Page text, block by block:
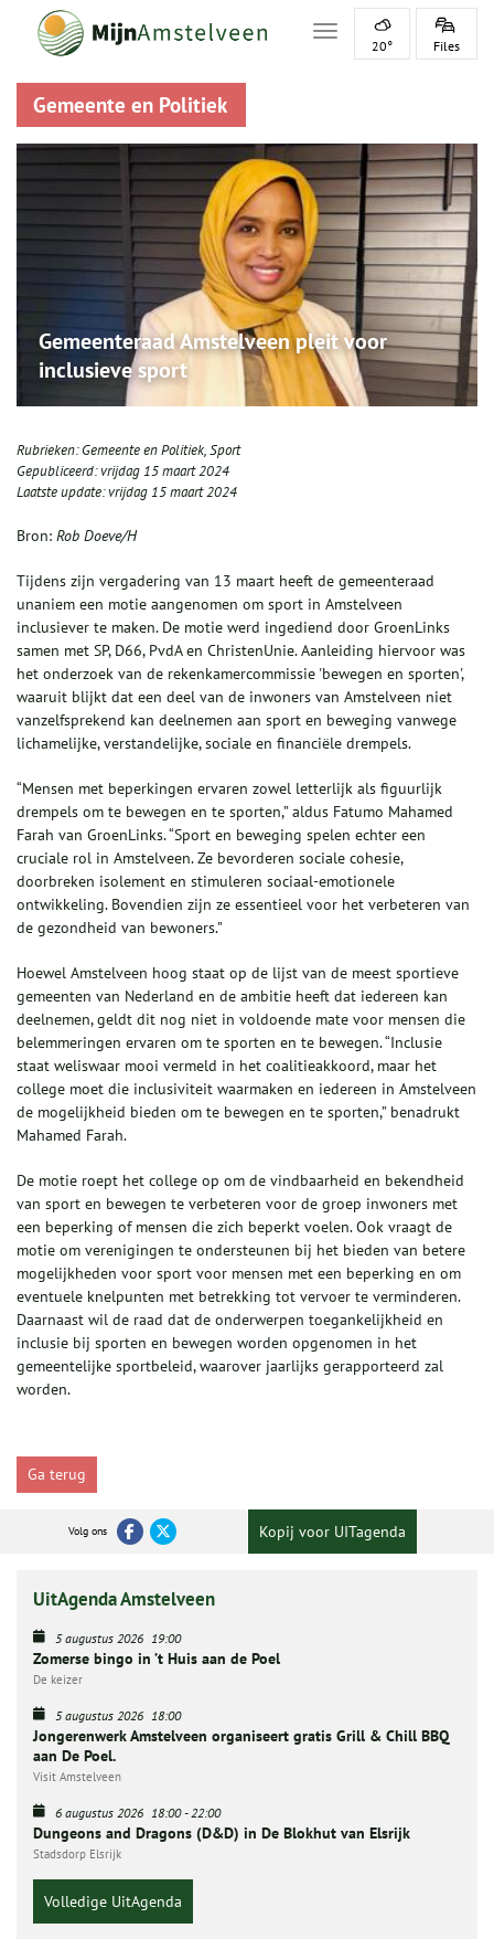
Toggle navigation
20° Files
Gemeente en Politiek
Gemeenteraad Amstelveen pleit voor
inclusieve sport
Rubrieken:Gemeente en Politiek,Sport
Gepubliceerd:vrijdag 15 maart 2024
Laatste update:vrijdag 15 maart 2024
Bron: Rob Doeve/H
Tijdens zijn vergadering van 13 maart heeft de gemeenteraad
unaniem een motie aangenomen om sport in Amstelveen
inclusiever te maken. De motie werd ingediend door GroenLinks
samen met SP, D66, PvdA en ChristenUnie. Aanleiding hiervoor was
het onderzoek van de rekenkamercommissie 'bewegen en sporten',
waaruit blijkt dat een deel van de inwoners van Amstelveen niet
vanzelfsprekend kan deelnemen aan sport en beweging vanwege
lichamelijke, verstandelijke, sociale en financiële drempels.
“Mensen met beperkingen ervaren zowel letterlijk als figuurlijk
drempels om te bewegen en te sporten,” aldus Fatumo Mahamed
Farah van GroenLinks. “Sport en beweging spelen echter een
cruciale rol in Amstelveen. Ze bevorderen sociale cohesie,
doorbreken isolement en stimuleren sociaal-emotionele
ontwikkeling. Bovendien zijn ze essentieel voor het verbeteren van
de gezondheid van bewoners.”
Hoewel Amstelveen hoog staat op de lijst van de meest sportieve
gemeenten van Nederland en de ambitie heeft dat iedereen kan
deelnemen, geldt dit nog niet in voldoende mate voor mensen die
belemmeringen ervaren om te sporten en te bewegen. “Inclusie
staat weliswaar mooi vermeld in het coalitieakkoord, maar het
college moet die inclusiviteit waarmaken en iedereen in Amstelveen
de mogelijkheid bieden om te bewegen en te sporten,” benadrukt
Mahamed Farah.
De motie roept het college op om de vindbaarheid en bekendheid
van sport en bewegen te verbeteren voor de groep inwoners met
een beperking of mensen die zich beperkt voelen. Ook vraagt de
motie om verenigingen te ondersteunen bij het bieden van betere
mogelijkheden voor sport voor mensen met een beperking en om
eventuele knelpunten met betrekking tot vervoer te verminderen.
Daarnaast wil de raad dat de onderwerpen toegankelijkheid en
inclusie bij sporten en bewegen worden opgenomen in het
gemeentelijke sportbeleid, waarover jaarlijks gerapporteerd zal
worden.
Ga terug
Volg ons Kopij voor UITagenda
UitAgenda Amstelveen
5 augustus 2026 19:00
Zomerse bingo in ’t Huis aan de Poel
De keizer
5 augustus 2026 18:00
Jongerenwerk Amstelveen organiseert gratis Grill & Chill BBQ
aan De Poel.
Visit Amstelveen
6 augustus 2026 18:00-22:00
Dungeons and Dragons (D&D) in De Blokhut van Elsrijk
Stadsdorp Elsrijk
Volledige UitAgenda